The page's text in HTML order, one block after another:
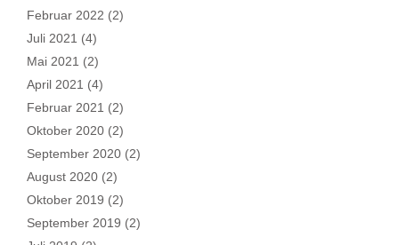
Februar 2022 (2)
Juli 2021 (4)
Mai 2021 (2)
April 2021 (4)
Februar 2021 (2)
Oktober 2020 (2)
September 2020 (2)
August 2020 (2)
Oktober 2019 (2)
September 2019 (2)